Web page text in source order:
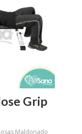
Grip
Maldonado